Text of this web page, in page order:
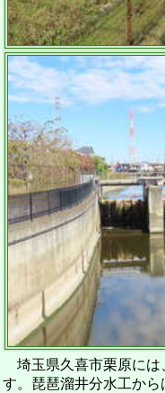
埼玉県久喜市栗原には
す。琵琶溜井分水工か